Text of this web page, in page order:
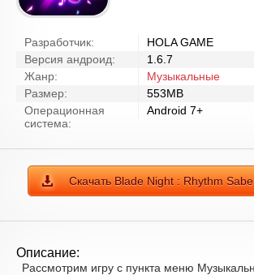
Разработчик:
HOLA GAME
Версия андроид:
1.6.7
Жанр:
Музыкальные
Размер:
553MB
Операционная
система:
Android 7+
Скачать Blade Night : Rhythm
Описание:
Рассмотрим игру с пункта меню